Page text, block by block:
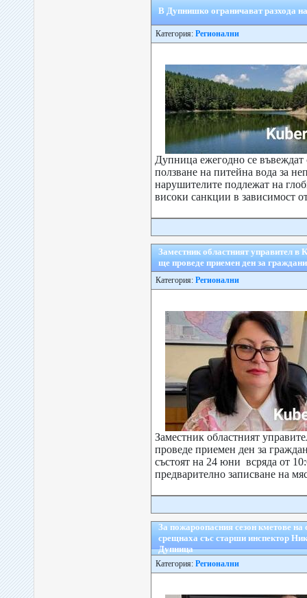
В Дупнишко ограничават разхода
Категория: Регионални
Дупница ежегодно се въвеждат
ползване на питейна вода за
нарушителите подлежат на
високи санкции в зависимост
Заместник областният управител
ще проведе приемен ден за граждани
Категория: Регионални
Заместник областният
проведе приемен ден за
състоят на 24 юни всряда от
предварително записване на
За пожароопасния сезон кметове на
срещнаха със старши инспектор
Дупница
Категория: Регионални